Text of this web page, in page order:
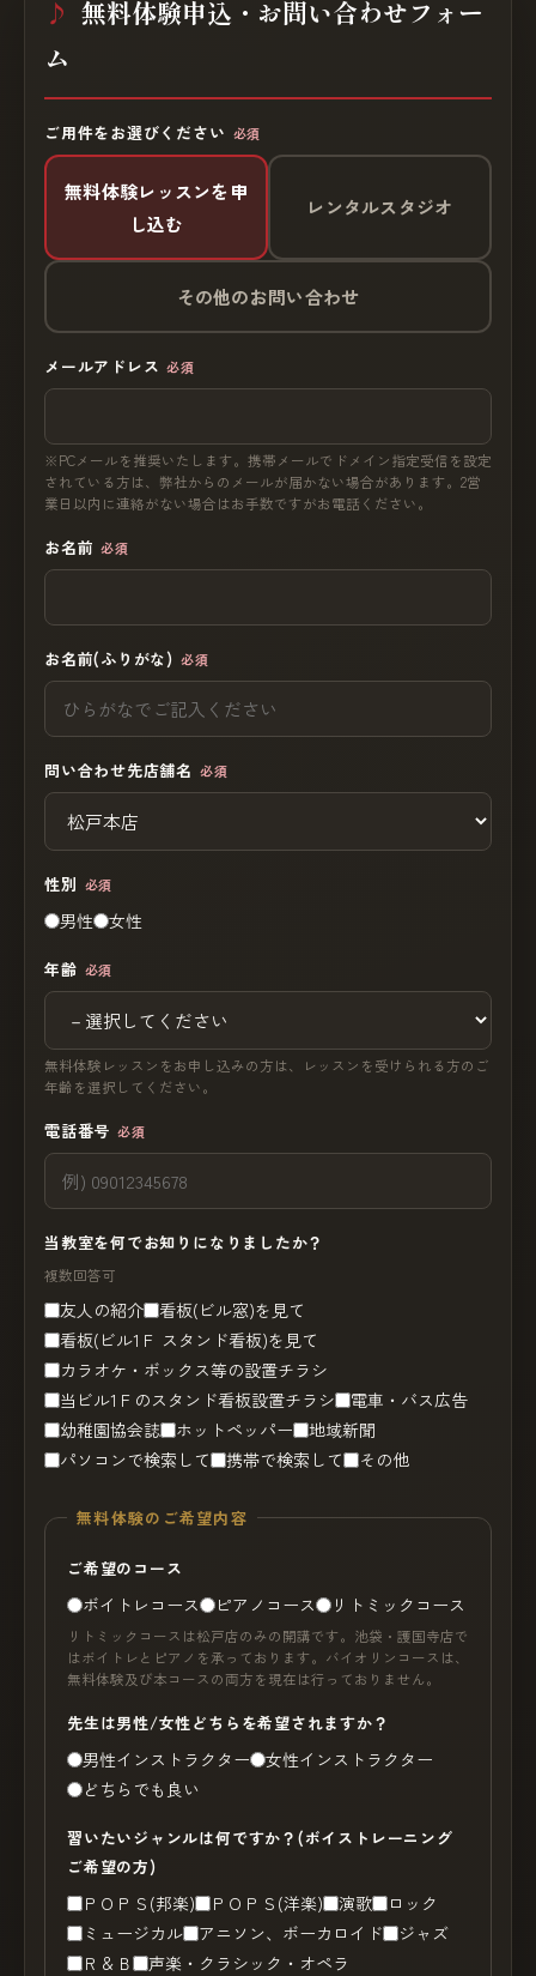
無料体験申込・お問い合わせフォー
ム
ご用件をお選びください 必須
無料体験レッスンを申
し込む
レンタルスタジオ
その他のお問い合わせ
メールアドレス 必須
※PCメールを推奨いたします。携帯メールでドメイン指定受信を設定
されている方は、弊社からのメールが届かない場合があります。2営
業日以内に連絡がない場合はお手数ですがお電話ください。
お名前 必須
お名前(ふりがな) 必須
問い合わせ先店舗名 必須
性別 必須
男性 女性
年齢 必須
無料体験レッスンをお申し込みの方は、レッスンを受けられる方のご
年齢を選択してください。
電話番号 必須
当教室を何でお知りになりましたか？
複数回答可
友人の紹介
看板(ビル窓)を見て
看板(ビル1Ｆ スタンド看板)を見て
カラオケ・ボックス等の設置チラシ
当ビル1Ｆのスタンド看板設置チラシ
電車・バス広告
幼稚園協会誌
ホットペッパー
地域新聞
パソコンで検索して
携帯で検索して その他
無料体験のご希望内容
ご希望のコース
ボイトレコース ピアノコース リトミックコース
リトミックコースは松戸店のみの開講です。池袋・護国寺店で
はボイトレとピアノを承っております。バイオリンコースは、
無料体験及び本コースの両方を現在は行っておりません。
先生は男性/女性どちらを希望されますか？
男性インストラクター
女性インストラクター
どちらでも良い
習いたいジャンルは何ですか？(ボイストレーニング
ご希望の方)
ＰＯＰＳ(邦楽) ＰＯＰＳ(洋楽) 演歌
ロック
ミュージカル
アニソン、ボーカロイド
ジャズ
Ｒ＆Ｂ
声楽・クラシック・オペラ